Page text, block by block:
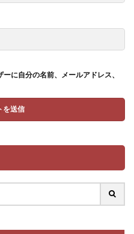
に自分の名前、メールアドレス、